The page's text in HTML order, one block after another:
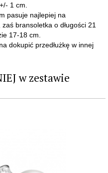
1 cm.
pasuje najlepiej na
bransoletka o długości 21
17-18 cm.
dokupić przedłużkę w innej
w zestawie